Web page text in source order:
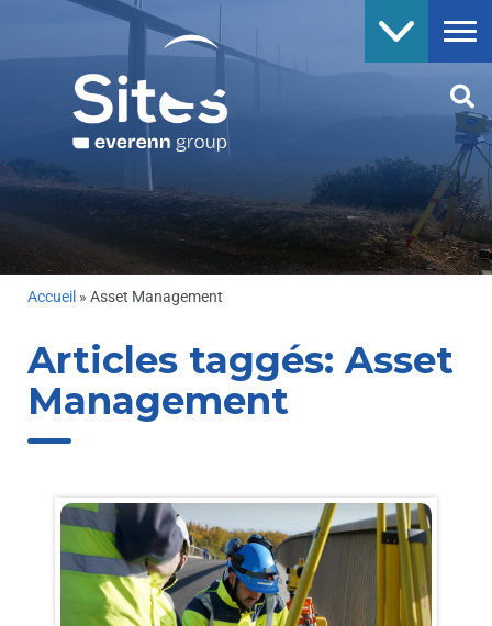
Accueil » Asset Management
Articles taggés: Asset
Management